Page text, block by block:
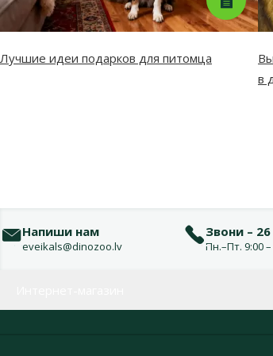
Лучшие идеи подарков для питомца
в
Напиши нам
eveikals@dinozoo.lv
Звони –
Пн.–Пт. 9:00